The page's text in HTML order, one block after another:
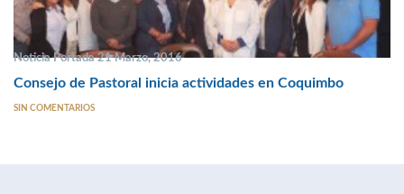
Noticia Portada 21 Marzo, 2016
Consejo de Pastoral inicia actividades en Coquimbo
SIN COMENTARIOS